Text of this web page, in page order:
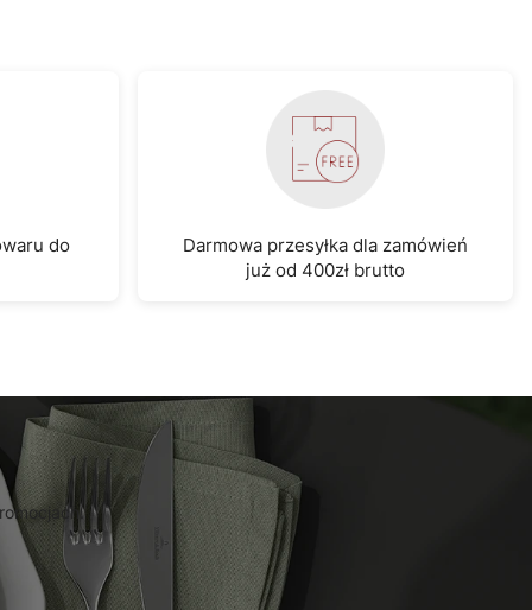
do
Darmowa przesyłka dla zamówień
już od 400zł brutto